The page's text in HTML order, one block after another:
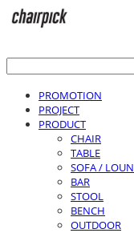
PROMOTION
PROJECT
PRODUCT
CHAIR
TABLE
SOFA /
BAR
STOOL
BENCH
OUTDOOR